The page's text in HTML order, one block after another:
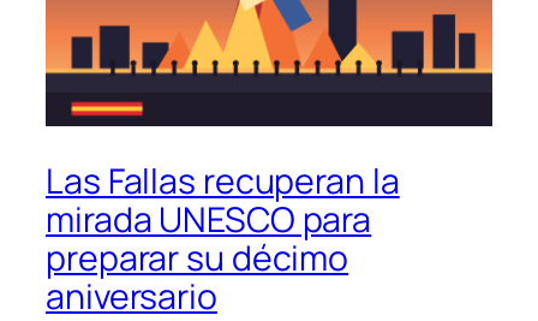
Las Fallas recuperan la
mirada UNESCO para
preparar su décimo
aniversario